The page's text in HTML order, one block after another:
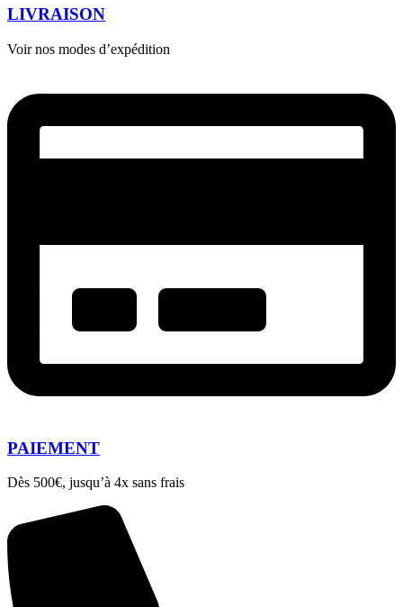
LIVRAISON
Voir nos modes d’expédition
PAIEMENT
Dès 500€, jusqu’à 4x sans frais